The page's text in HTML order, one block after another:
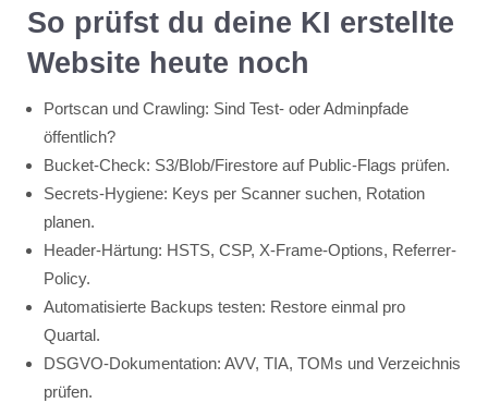
So prüfst du deine KI erstellte
Website heute noch
Portscan und Crawling: Sind Test- oder Adminpfade
öffentlich?
Bucket-Check: S3/Blob/Firestore auf Public-Flags prüfen.
Secrets-Hygiene: Keys per Scanner suchen, Rotation
planen.
Header-Härtung: HSTS, CSP, X-Frame-Options, Referrer-
Policy.
Automatisierte Backups testen: Restore einmal pro
Quartal.
DSGVO-Dokumentation: AVV, TIA, TOMs und Verzeichnis
prüfen.